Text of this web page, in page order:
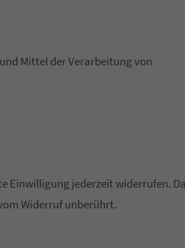
Mittel der Verarbeitung von
Einwilligung jederzeit widerrufen.
Widerruf unberührt.